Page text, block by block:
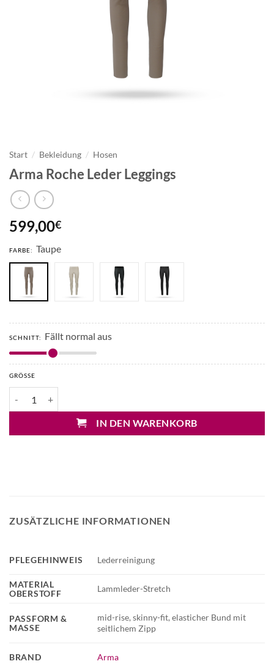
Start / Bekleidung / Hosen
Arma Roche Leder Leggings
599,00€
FARBE: Taupe
SCHNITT: Fällt normal aus
GRÖSSE
IN DEN WARENKORB
ZUSÄTZLICHE INFORMATIONEN
BRAND Arma
PFLEGEHINWEIS Lederreinigung
MATERIAL
OBERSTOFF
Lammleder-Stretch
PASSFORM &
MASSE
mid-rise, skinny-fit, elasticher Bund mit
seitlichem Zipp